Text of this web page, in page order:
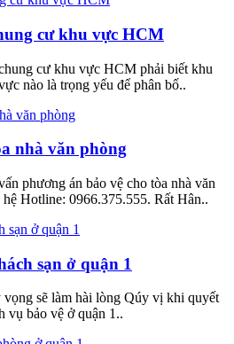
cư khu vực HCM
cư khu vực HCM phải biết khu
nào là trọng yếu để phân bố..
nhà văn phòng
phương án bảo vệ cho tòa nhà văn
Hotline: 0966.375.555. Rất Hân..
sạn ở quận 1
sẽ làm hài lòng Qúy vị khi quyết
vụ bảo vệ ở quận 1..